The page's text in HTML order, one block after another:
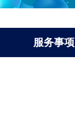
服务事项